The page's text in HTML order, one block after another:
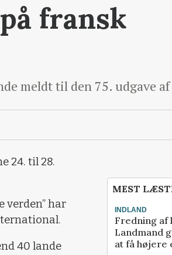
fransk
meldt til den 75. udgave
24. til 28.
verden” har
40 lande
MEST
INDLAND
Fredning af
Landmand
at få højere